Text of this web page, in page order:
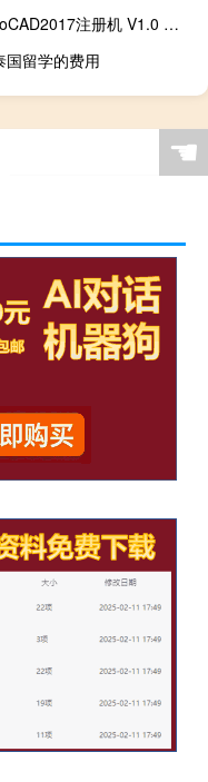
AutoCAD2017注册机 V1.0 绿色免费版（AutoCAD2017注册机 V1.0 绿色免费版功能简介）
国留学的费用
☚